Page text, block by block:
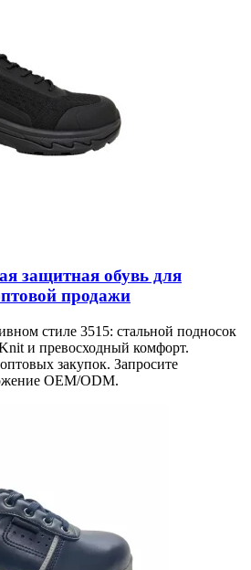
защитная обувь для
продажи
стиле 3515: стальной подносок
и превосходный комфорт.
закупок. Запросите
OEM/ODM.